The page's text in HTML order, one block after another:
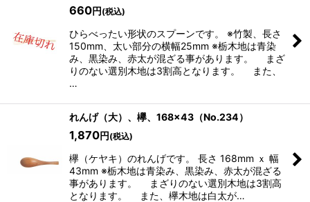
660円(税込)
ひらべったい形状のスプーンです。 ※竹製、長さ
150mm、太い部分の横幅25mm ※栃木地は青染
み、黒染み、赤太が混ざる事があります。 まざ
りのない選別木地は3割高となります。 また、
…
れんげ（大）、欅、168×43（No.234）
1,870円(税込)
欅（ケヤキ）のれんげです。 長さ 168mm ｘ 幅
43mm ※栃木地は青染み、黒染み、赤太が混ざる
事があります。 まざりのない選別木地は3割高
となります。 また、欅木地は白太が…